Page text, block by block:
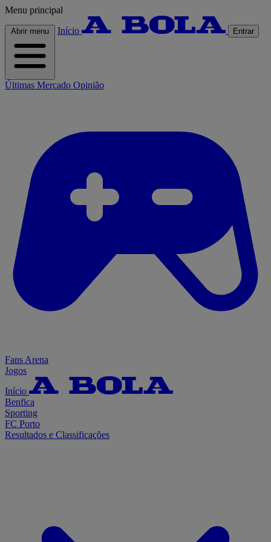
Menu principal
Abrir menu Início Entrar
Últimas Mercado Opinião
Fans Arena
Jogos
Início
Benfica
Sporting
FC Porto
Resultados e Classificações